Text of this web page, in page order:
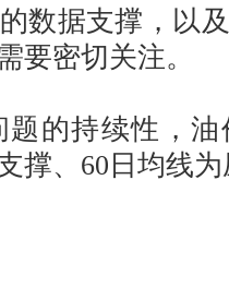
数据支撑，以
要密切关注。
的持续性，油
撑、60日均线